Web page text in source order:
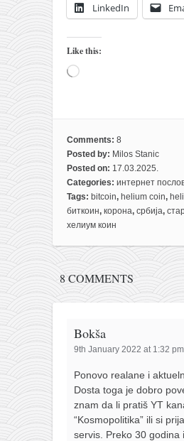
LinkedIn
Like this:
Loading…
Comments: 8
Posted by: Milos Stanic
Posted on: 17.03.2025.
Categories: интернет
Tags: bitcoin, helium coin,
биткоин, корона, србија,
хелиум коин
8 COMMENTS
Bokša
9th January 2022 at 1:32 pm
Ponovo realane i
Dosta toga je dobro
znam da li pratiš YT
“Kosmopolitika” ili si
servis. Preko 30 godina